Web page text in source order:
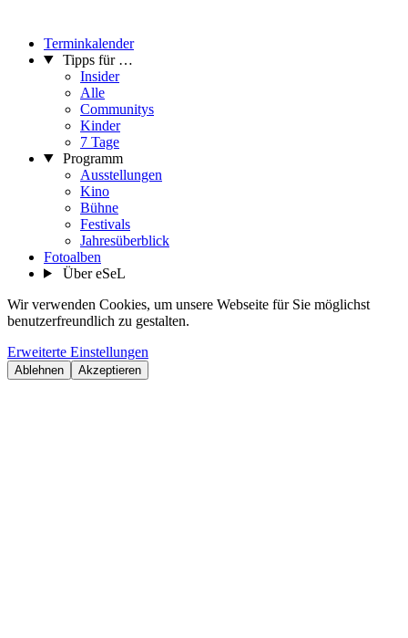
Terminkalender
Tipps für …
Insider
Alle
Communitys
Kinder
7 Tage
Programm
Ausstellungen
Kino
Bühne
Festivals
Jahresüberblick
Fotoalben
Über eSeL
Wir verwenden Cookies, um unsere Webseite für Sie möglichst
benutzerfreundlich zu gestalten.
Erweiterte Einstellungen
Ablehnen Akzeptieren